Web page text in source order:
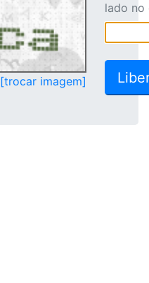
[trocar imagem]
lado no